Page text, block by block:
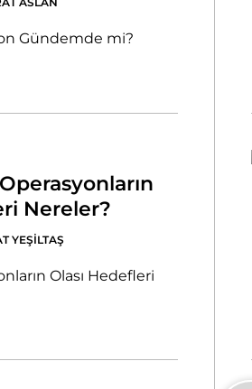
Nereler?
YEŞİLTAŞ